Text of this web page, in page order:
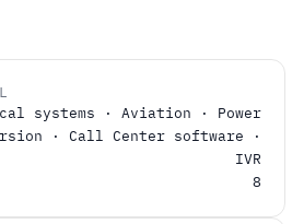
systems · Aviation · Power
· Call Center software ·
IVR
8